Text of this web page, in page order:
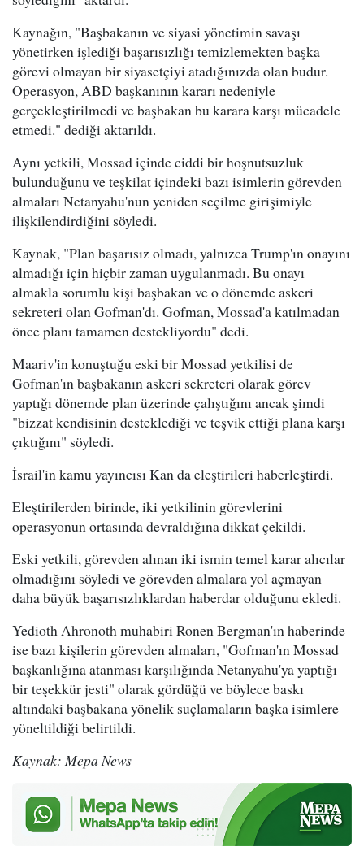
Kaynağın, "Başbakanın ve siyasi yönetimin savaşı
yönetirken işlediği başarısızlığı temizlemekten başka
görevi olmayan bir siyasetçiyi atadığınızda olan budur.
Operasyon, ABD başkanının kararı nedeniyle
gerçekleştirilmedi ve başbakan bu karara karşı mücadele
etmedi." dediği aktarıldı.
Aynı yetkili, Mossad içinde ciddi bir hoşnutsuzluk
bulunduğunu ve teşkilat içindeki bazı isimlerin görevden
almaları Netanyahu'nun yeniden seçilme girişimiyle
ilişkilendirdiğini söyledi.
Kaynak, "Plan başarısız olmadı, yalnızca Trump'ın onayını
almadığı için hiçbir zaman uygulanmadı. Bu onayı
almakla sorumlu kişi başbakan ve o dönemde askeri
sekreteri olan Gofman'dı. Gofman, Mossad'a katılmadan
önce planı tamamen destekliyordu" dedi.
Maariv'in konuştuğu eski bir Mossad yetkilisi de
Gofman'ın başbakanın askeri sekreteri olarak görev
yaptığı dönemde plan üzerinde çalıştığını ancak şimdi
"bizzat kendisinin desteklediği ve teşvik ettiği plana karşı
çıktığını" söyledi.
İsrail'in kamu yayıncısı Kan da eleştirileri haberleştirdi.
Eleştirilerden birinde, iki yetkilinin görevlerini
operasyonun ortasında devraldığına dikkat çekildi.
Eski yetkili, görevden alınan iki ismin temel karar alıcılar
olmadığını söyledi ve görevden almalara yol açmayan
daha büyük başarısızlıklardan haberdar olduğunu ekledi.
Yedioth Ahronoth muhabiri Ronen Bergman'ın haberinde
ise bazı kişilerin görevden almaları, "Gofman'ın Mossad
başkanlığına atanması karşılığında Netanyahu'ya yaptığı
bir teşekkür jesti" olarak gördüğü ve böylece baskı
altındaki başbakana yönelik suçlamaların başka isimlere
yöneltildiği belirtildi.
Kaynak: Mepa News